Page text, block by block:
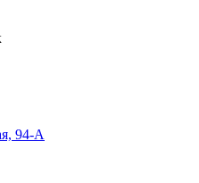
94-А